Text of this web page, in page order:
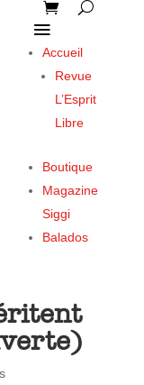
Accueil
Revue
L’Esprit
Libre
Boutique
Magazine
Siggi
Balados